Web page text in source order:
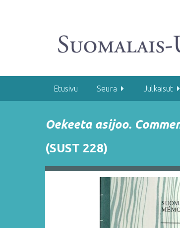
p
ä
Etusivu Seura Julkaisut
Oekeeta asijoo.
(SUST 228)